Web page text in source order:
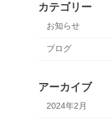
カテゴリー
お知らせ
ブログ
アーカイブ
2024年2月